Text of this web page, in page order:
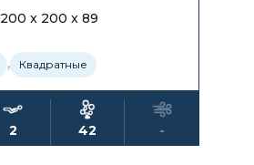
200 x 200 x 89
, Квадратные
2 42 -